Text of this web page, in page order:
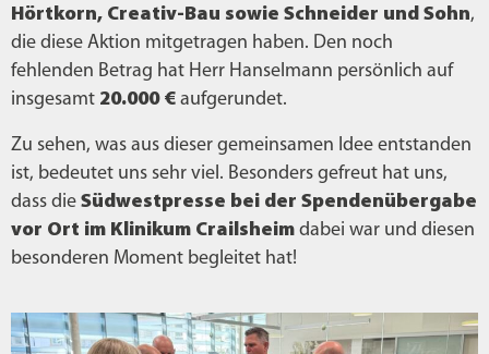
Hörtkorn, Creativ-Bau sowie Schneider und Sohn,
die diese Aktion mitgetragen haben. Den noch
fehlenden Betrag hat Herr Hanselmann persönlich auf
insgesamt 20.000 € aufgerundet.
Zu sehen, was aus dieser gemeinsamen Idee entstanden
ist, bedeutet uns sehr viel. Besonders gefreut hat uns,
dass die Südwestpresse bei der Spendenübergabe
vor Ort im Klinikum Crailsheim dabei war und diesen
besonderen Moment begleitet hat!